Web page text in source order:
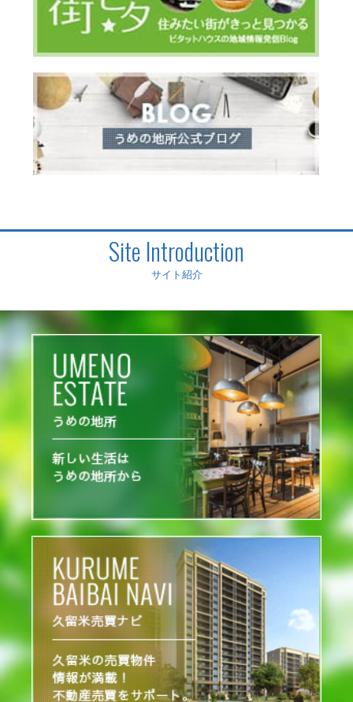
Site Introduction
サイト紹介